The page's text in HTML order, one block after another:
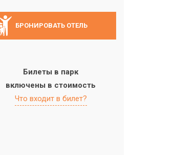
БРОНИРОВАТЬ ОТЕЛЬ
Билеты в парк
включены в стоимость
Что входит в билет?